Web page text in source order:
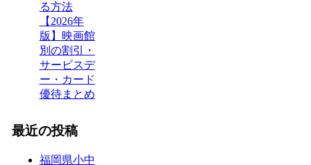
る方法
【2026年
版】映画館
別の割引・
サービスデ
ー・カード
優待まとめ
最近の投稿
福岡県小中